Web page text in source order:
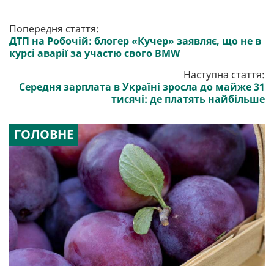
Попередня стаття:
ДТП на Робочій: блогер «Кучер» заявляє, що не в
курсі аварії за участю свого BMW
Наступна стаття:
Середня зарплата в Україні зросла до майже 31
тисячі: де платять найбільше
ГОЛОВНЕ